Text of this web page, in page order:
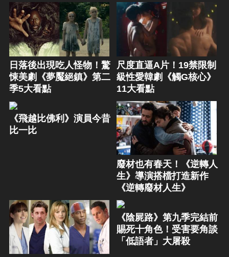
日落後出現吃人怪物！驚
悚美劇《夢魘絕鎮》第二
季5大看點
尺度直逼A片！19禁限制
級性愛韓劇《觸G核心》
11大看點
《飛越比佛利》演員今昔
比一比
廢材也有春天！《逆轉人
生》導演搭檔打造新作
《逆轉廢材人生》
《陰屍路》第九季完結前
賜死十角色！受害要角談
「低語者」大屠殺